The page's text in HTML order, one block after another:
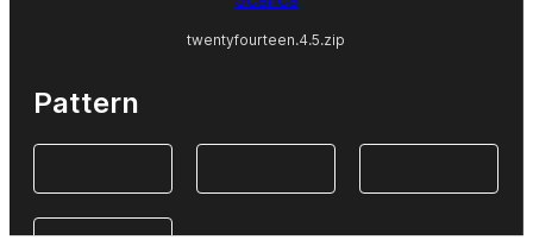
twentyfourteen.4.5.zip
Pattern